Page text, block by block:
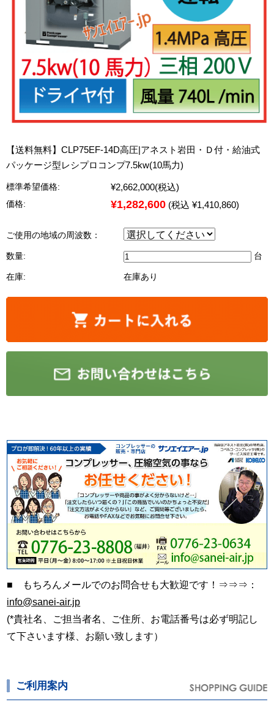
【送料無料】CLP75EF-14D高圧|アネスト岩田・Ｄ付・給油式
パッケージ型レシプロコンプ7.5kw(10馬力)
標準希望価格: ¥2,662,000(税込)
価格: ¥1,282,600 (税込 ¥1,410,860)
ご使用の地域の周波数：
数量: 台
在庫: 在庫あり
■ もちろんメールでのお問合せも大歓迎です！⇒⇒⇒：
info@sanei-air.jp
(*貴社名、ご担当者名、ご住所、お電話番号は必ず明記し
て下さいます様、お願い致します）
ご利用案内